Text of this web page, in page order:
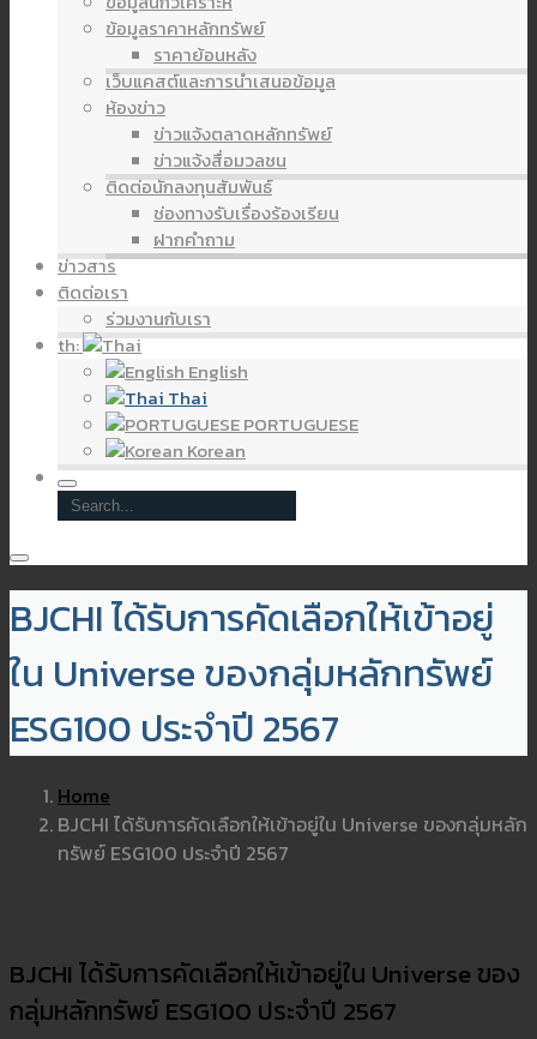
ข้อมูลราคาหลักทรัพย์
ราคาย้อนหลัง
เว็บแคสต์และการนำเสนอข้อมูล
ห้องข่าว
ข่าวแจ้งตลาดหลักทรัพย์
ข่าวแจ้งสื่อมวลชน
ติดต่อนักลงทุนสัมพันธ์
ช่องทางรับเรื่องร้องเรียน
ฝากคำถาม
ข่าวสาร
ติดต่อเรา
ร่วมงานกับเรา
th:
English
Thai
PORTUGUESE
Korean
BJCHI ได้รับการคัดเลือกให้เข้าอยู่
ใน Universe ของกลุ่มหลักทรัพย์
ESG100 ประจำปี 2567
Home
BJCHI ได้รับการคัดเลือกให้เข้าอยู่ใน Universe ของกลุ่มหลัก
ทรัพย์ ESG100 ประจำปี 2567
BJCHI ได้รับการคัดเลือกให้เข้าอยู่ใน Universe ของ
กลุ่มหลักทรัพย์ ESG100 ประจำปี 2567